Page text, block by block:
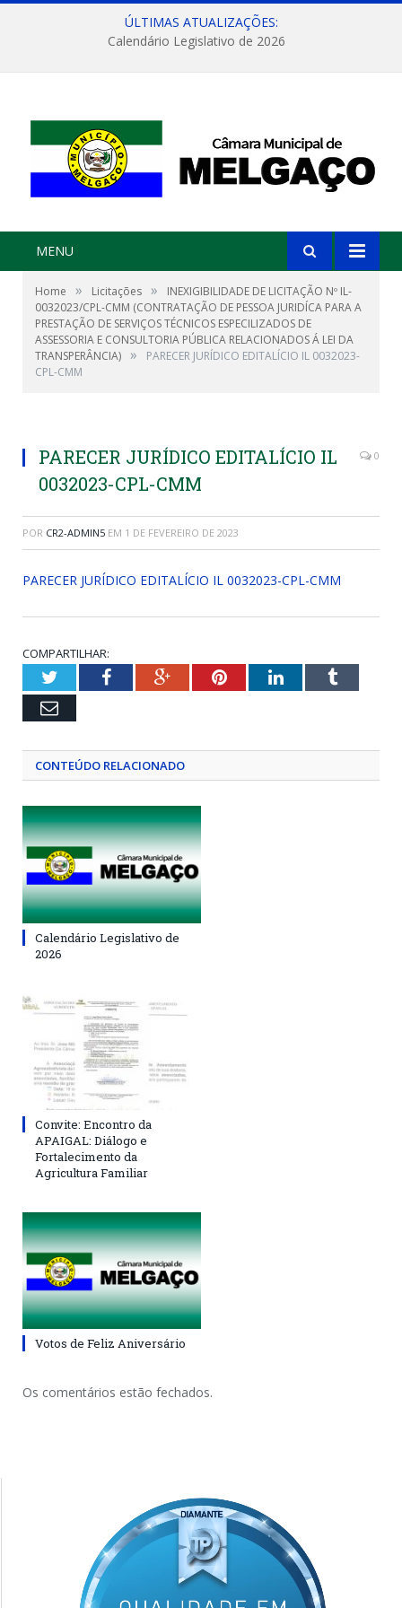
ÚLTIMAS ATUALIZAÇÕES:
Calendário Legislativo de 2026
MENU
Home » Licitações »
INEXIGIBILIDADE DE LICITAÇÃO Nº IL-
0032023/CPL-CMM (CONTRATAÇÃO DE PESSOA JURIDÍCA PARA A
PRESTAÇÃO DE SERVIÇOS TÉCNICOS ESPECILIZADOS DE
ASSESSORIA E CONSULTORIA PÚBLICA RELACIONADOS Á LEI DA
TRANSPERÂNCIA) »
PARECER JURÍDICO EDITALÍCIO IL 0032023-
CPL-CMM
PARECER JURÍDICO EDITALÍCIO IL
0032023-CPL-CMM
0
POR CR2-ADMIN5 EM 1 DE FEVEREIRO DE 2023
PARECER JURÍDICO EDITALÍCIO IL 0032023-CPL-CMM
COMPARTILHAR:
TwitterFacebookGoogle+PinterestLinkedInTumblr
Email
CONTEÚDO RELACIONADO
Calendário Legislativo de
2026
Convite: Encontro da
APAIGAL: Diálogo e
Fortalecimento da
Agricultura Familiar
Votos de Feliz Aniversário
Os comentários estão fechados.